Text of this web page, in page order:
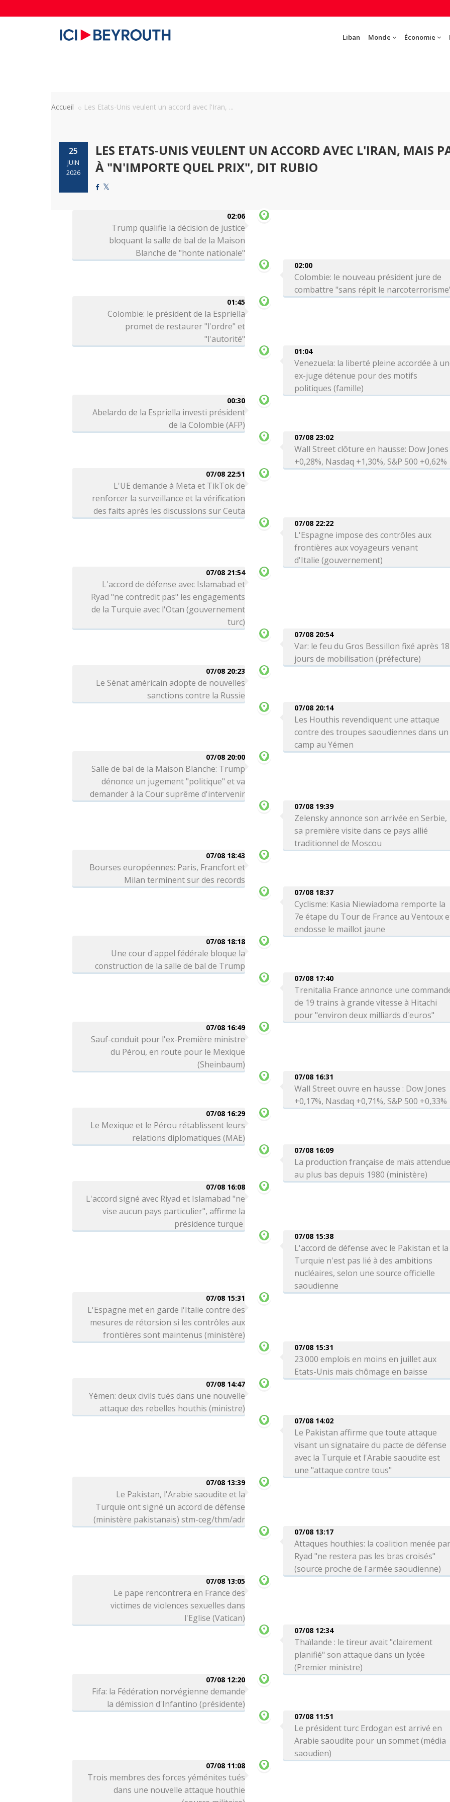
Liban Monde Économie
Accueil Les Etats-Unis veulent un accord avec l'Iran, ...
25
JUIN
2026
LES ETATS-UNIS VEULENT UN ACCORD AVEC L'IRAN, MAIS
À "N'IMPORTE QUEL PRIX", DIT RUBIO
02:06
Trump qualifie la décision de justice
bloquant la salle de bal de la Maison
Blanche de "honte nationale"
02:00
Colombie: le nouveau président jure de
combattre "sans répit le
01:45
Colombie: le président de la Espriella
promet de restaurer "l'ordre" et
"l'autorité"
01:04
Venezuela: la liberté pleine accordée à
ex-juge détenue pour des motifs
politiques (famille)
00:30
Abelardo de la Espriella investi président
de la Colombie (AFP)
07/08 23:02
Wall Street clôture en hausse: Dow Jones
+0,28%, Nasdaq +1,30%, S&P 500 +0,62%
07/08 22:51
L'UE demande à Meta et TikTok de
renforcer la surveillance et la vérification
des faits après les discussions sur Ceuta
07/08 22:22
L'Espagne impose des contrôles aux
frontières aux voyageurs venant
d'Italie (gouvernement)
07/08 21:54
L'accord de défense avec Islamabad et
Ryad "ne contredit pas" les engagements
de la Turquie avec l'Otan (gouvernement
turc)
07/08 20:54
Var: le feu du Gros Bessillon fixé après 18
jours de mobilisation (préfecture)
07/08 20:23
Le Sénat américain adopte de nouvelles
sanctions contre la Russie
07/08 20:14
Les Houthis revendiquent une attaque
contre des troupes saoudiennes dans un
camp au Yémen
07/08 20:00
Salle de bal de la Maison Blanche: Trump
dénonce un jugement "politique" et va
demander à la Cour suprême d'intervenir
07/08 19:39
Zelensky annonce son arrivée en Serbie,
sa première visite dans ce pays allié
traditionnel de Moscou
07/08 18:43
Bourses européennes: Paris, Francfort et
Milan terminent sur des records
07/08 18:37
Cyclisme: Kasia Niewiadoma remporte la
7e étape du Tour de France au Ventoux
endosse le maillot jaune
07/08 18:18
Une cour d'appel fédérale bloque la
construction de la salle de bal de Trump
07/08 17:40
Trenitalia France annonce une
de 19 trains à grande vitesse à Hitachi
pour "environ deux milliards d'euros"
07/08 16:49
Sauf-conduit pour l'ex-Première ministre
du Pérou, en route pour le Mexique
(Sheinbaum)
07/08 16:31
Wall Street ouvre en hausse : Dow Jones
+0,17%, Nasdaq +0,71%, S&P 500 +0,33%
07/08 16:29
Le Mexique et le Pérou rétablissent leurs
relations diplomatiques (MAE)
07/08 16:09
La production française de maïs
au plus bas depuis 1980 (ministère)
07/08 16:08
L'accord signé avec Riyad et Islamabad "ne
vise aucun pays particulier", affirme la
présidence turque
07/08 15:38
L'accord de défense avec le Pakistan et la
Turquie n'est pas lié à des ambitions
nucléaires, selon une source officielle
saoudienne
07/08 15:31
L'Espagne met en garde l'Italie contre des
mesures de rétorsion si les contrôles aux
frontières sont maintenus (ministère)
07/08 15:31
23.000 emplois en moins en juillet aux
Etats-Unis mais chômage en baisse
07/08 14:47
Yémen: deux civils tués dans une nouvelle
attaque des rebelles houthis (ministre)
07/08 14:02
Le Pakistan affirme que toute attaque
visant un signataire du pacte de défense
avec la Turquie et l'Arabie saoudite est
une "attaque contre tous"
07/08 13:39
Le Pakistan, l'Arabie saoudite et la
Turquie ont signé un accord de défense
(ministère pakistanais) stm-ceg/thm/adr
07/08 13:17
Attaques houthies: la coalition menée
Ryad "ne restera pas les bras croisés"
(source proche de l'armée saoudienne)
07/08 13:05
Le pape rencontrera en France des
victimes de violences sexuelles dans
l'Eglise (Vatican)
07/08 12:34
Thaïlande : le tireur avait "clairement
planifié" son attaque dans un lycée
(Premier ministre)
07/08 12:20
Fifa: la Fédération norvégienne demande
la démission d'Infantino (présidente)
07/08 11:51
Le président turc Erdogan est arrivé en
Arabie saoudite pour un sommet (média
saoudien)
07/08 11:08
Trois membres des forces yéménites tués
dans une nouvelle attaque houthie